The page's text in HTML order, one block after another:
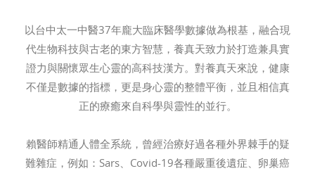
以台中太一中醫37年龐大臨床醫學數據做為根基，融合現
代生物科技與古老的東方智慧，養真天致力於打造兼具實
證力與關懷眾生心靈的高科技漢方。對養真天來說，健康
不僅是數據的指標，更是身心靈的整體平衡，並且相信真
正的療癒來自科學與靈性的並行。
賴醫師精通人體全系統，曾經治療好過各種外界棘手的疑
難雜症，例如：Sars、Covid-19各種嚴重後遺症、卵巢癌